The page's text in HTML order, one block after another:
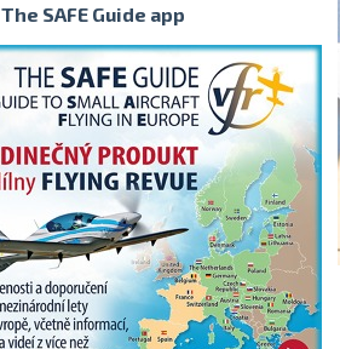
The SAFE Guide app